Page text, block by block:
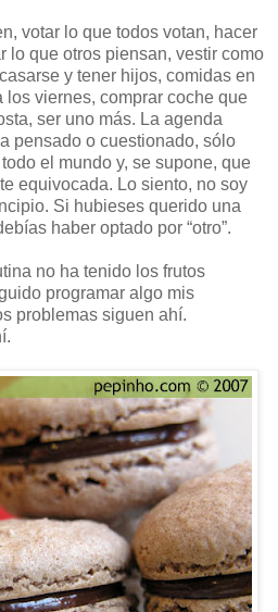
votar lo que todos votan, hacer
lo que otros piensan, vestir como
y tener hijos, comidas en
viernes, comprar coche que
ser uno más. La agenda
pensado o cuestionado, sólo
el mundo y, se supone, que
equivocada. Lo siento, no soy
Si hubieses querido una
haber optado por “otro”.
no ha tenido los frutos
programar algo mis
problemas siguen ahí.